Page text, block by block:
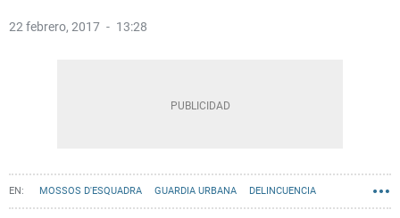
22 febrero, 2017 13:28
MOSSOS D'ESQUADRA GUARDIA URBANA DELINCUENCIA